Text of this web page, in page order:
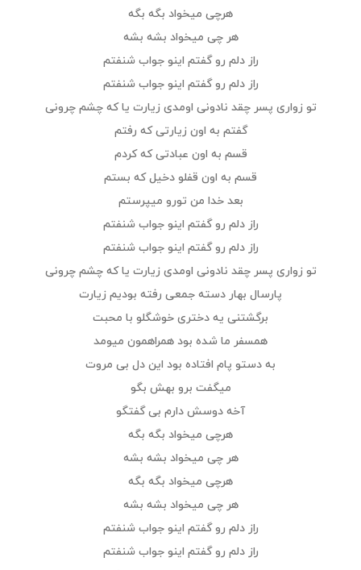
هرچی میخواد بگه بگه
هر چی میخواد بشه بشه
راز دلم رو گفتم اینو جواب شنفتم
راز دلم رو گفتم اینو جواب شنفتم
تو زواری پسر چقد نادونی اومدی زیارت یا که چشم چرونی
گفتم به اون زیارتی که رفتم
قسم به اون عبادتی که کردم
قسم به اون قفلو دخیل که بستم
بعد خدا من تورو میپرستم
راز دلم رو گفتم اینو جواب شنفتم
راز دلم رو گفتم اینو جواب شنفتم
تو زواری پسر چقد نادونی اومدی زیارت یا که چشم چرونی
پارسال بهار دسته جمعی رفته بودیم زیارت
برگشتنی یه دختری خوشگلو با محبت
همسفر ما شده بود همراهمون میومد
به دستو پام افتاده بود این دل بی مروت
میگفت برو بهش بگو
آخه دوسش دارم بی گفتگو
هرچی میخواد بگه بگه
هر چی میخواد بشه بشه
هرچی میخواد بگه بگه
هر چی میخواد بشه بشه
راز دلم رو گفتم اینو جواب شنفتم
راز دلم رو گفتم اینو جواب شنفتم